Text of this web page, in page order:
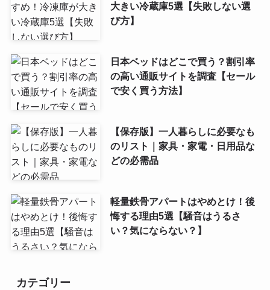
大きい冷蔵庫5選【失敗しない選
び方】
日本ベッドはどこで買う？割引率
の高い通販サイトを調査【セール
で安く買う方法】
【保存版】一人暮らしに必要なも
のリスト｜家具・家電・日用品な
どの必需品
軽量鉄骨アパートはやめとけ！後
悔する理由5選【騒音はうるさ
い？気にならない？】
カテゴリー